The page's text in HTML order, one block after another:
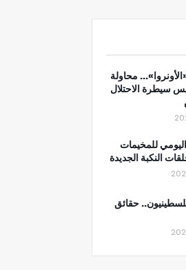
محاولة
سيطرة الاحتلال
للمخيمات
النكبة الجديدة
حقائق